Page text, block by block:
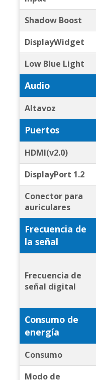
Shadow Boost
DisplayWidget
Low Blue Light
Audio
Altavoz
Puertos
HDMI(v2.0)
DisplayPort 1.2
Conector para
auriculares
Frecuencia de
la señal
Frecuencia de
señal digital
Consumo de
energía
Consumo
Modo de